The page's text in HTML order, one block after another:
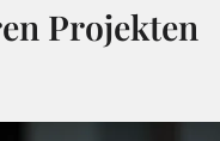
Projekten